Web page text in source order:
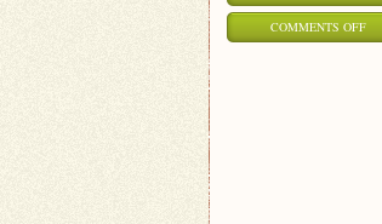
COMMENTS OFFON